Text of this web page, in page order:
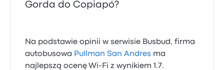
Gorda do Copiapó?
Na podstawie opinii w serwisie Busbud, firma
autobusowa Pullman San Andres ma
najlepszą ocenę Wi-Fi z wynikiem 1.7.